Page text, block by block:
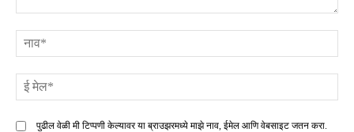
पुढील वेळी मी टिप्पणी केल्यावर या ब्राउझरमध्ये माझे नाव, ईमेल आणि वेबसाइट जतन करा.